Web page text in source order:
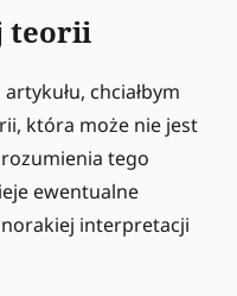
teorii
chciałbym
która może nie jest
tego
ewentualne
interpretacji